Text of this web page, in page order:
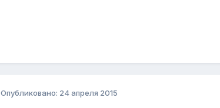
Опубликовано: 24 апреля 2015